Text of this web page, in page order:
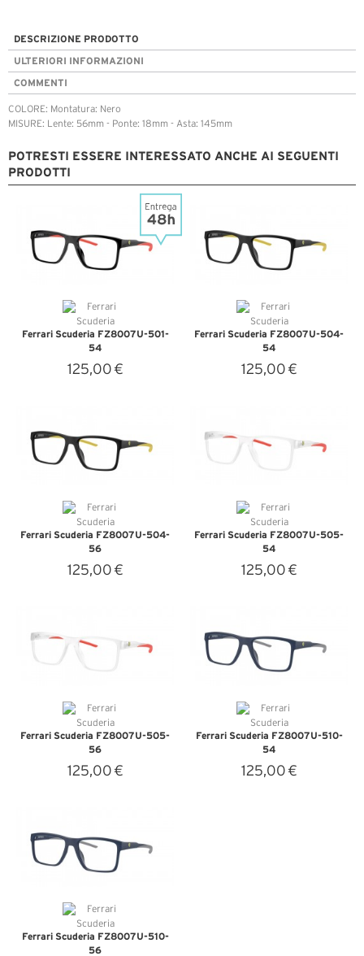
DESCRIZIONE PRODOTTO
ULTERIORI INFORMAZIONI
COMMENTI
COLORE: Montatura: Nero
MISURE: Lente: 56mm - Ponte: 18mm - Asta: 145mm
POTRESTI ESSERE INTERESSATO ANCHE AI SEGUENTI
PRODOTTI
Ferrari Scuderia FZ8007U-501-
54
125,00 €
Ferrari Scuderia FZ8007U-504-
54
125,00 €
Ferrari Scuderia FZ8007U-504-
56
125,00 €
Ferrari Scuderia FZ8007U-505-
54
125,00 €
Ferrari Scuderia FZ8007U-505-
56
125,00 €
Ferrari Scuderia FZ8007U-510-
54
125,00 €
Ferrari Scuderia FZ8007U-510-
56